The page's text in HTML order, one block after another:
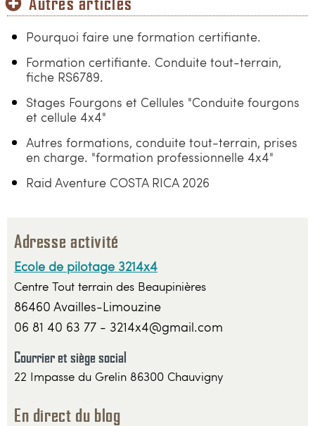
Pourquoi faire une formation certifiante.
Formation certifiante. Conduite tout-terrain,
fiche RS6789.
Stages Fourgons et Cellules "Conduite fourgons
et cellule 4x4"
Autres formations, conduite tout-terrain, prises
en charge. "formation professionnelle 4x4"
Raid Aventure COSTA RICA 2026
Adresse activité
Ecole de pilotage 3214x4
Centre Tout terrain des Beaupinières
86460 Availles-Limouzine
06 81 40 63 77 - 3214x4@gmail.com
Courrier et siège social
22 Impasse du Grelin 86300 Chauvigny
En direct du blog